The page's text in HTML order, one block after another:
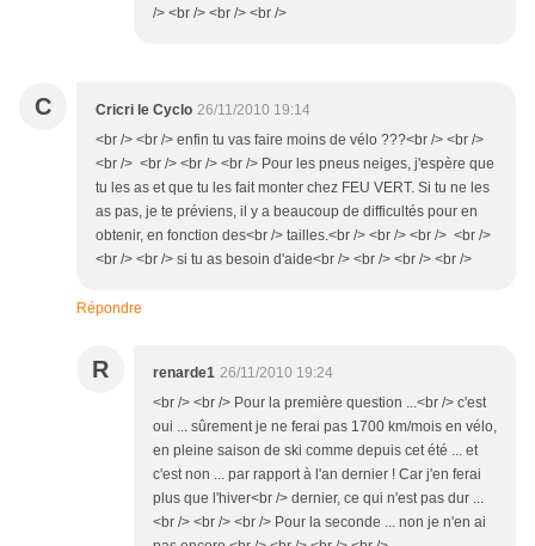
/> <br /> <br /> <br />
C Cricri le Cyclo 26/11/2010 19:14
<br /> <br /> enfin tu vas faire moins de vélo ???<br /> <br />
<br /> <br /> <br /> <br /> Pour les pneus neiges, j'espère que
tu les as et que tu les fait monter chez FEU VERT. Si tu ne les
as pas, je te préviens, il y a beaucoup de difficultés pour en
obtenir, en fonction des<br /> tailles.<br /> <br /> <br /> <br />
<br /> <br /> si tu as besoin d'aide<br /> <br /> <br /> <br />
Répondre
R renarde1 26/11/2010 19:24
<br /> <br /> Pour la première question ...<br /> c'est
oui ... sûrement je ne ferai pas 1700 km/mois en vélo,
en pleine saison de ski comme depuis cet été ... et
c'est non ... par rapport à l'an dernier ! Car j'en ferai
plus que l'hiver<br /> dernier, ce qui n'est pas dur ...
<br /> <br /> <br /> Pour la seconde ... non je n'en ai